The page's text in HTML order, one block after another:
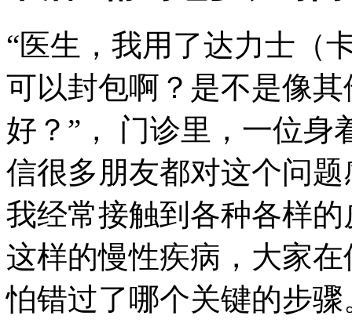
“医生，我用了达力士（
可以封包啊？是不是像
好？”， 门诊里，一位身
信很多朋友都对这个问
我经常接触到各种各样
这样的慢性疾病，大家
怕错过了哪个关键的步